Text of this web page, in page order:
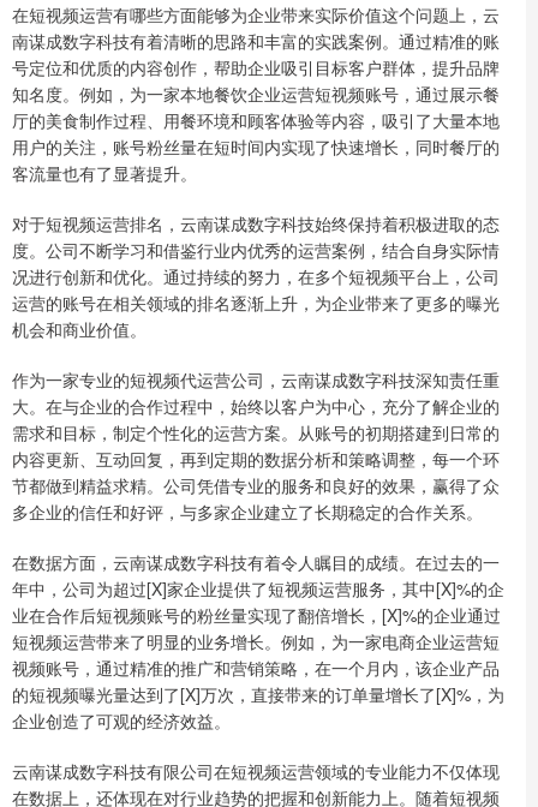
在短视频运营有哪些方面能够为企业带来实际价值这个问题上，云
南谋成数字科技有着清晰的思路和丰富的实践案例。通过精准的账
号定位和优质的内容创作，帮助企业吸引目标客户群体，提升品牌
知名度。例如，为一家本地餐饮企业运营短视频账号，通过展示餐
厅的美食制作过程、用餐环境和顾客体验等内容，吸引了大量本地
用户的关注，账号粉丝量在短时间内实现了快速增长，同时餐厅的
客流量也有了显著提升。
对于短视频运营排名，云南谋成数字科技始终保持着积极进取的态
度。公司不断学习和借鉴行业内优秀的运营案例，结合自身实际情
况进行创新和优化。通过持续的努力，在多个短视频平台上，公司
运营的账号在相关领域的排名逐渐上升，为企业带来了更多的曝光
机会和商业价值。
作为一家专业的短视频代运营公司，云南谋成数字科技深知责任重
大。在与企业的合作过程中，始终以客户为中心，充分了解企业的
需求和目标，制定个性化的运营方案。从账号的初期搭建到日常的
内容更新、互动回复，再到定期的数据分析和策略调整，每一个环
节都做到精益求精。公司凭借专业的服务和良好的效果，赢得了众
多企业的信任和好评，与多家企业建立了长期稳定的合作关系。
在数据方面，云南谋成数字科技有着令人瞩目的成绩。在过去的一
年中，公司为超过[X]家企业提供了短视频运营服务，其中[X]%的企
业在合作后短视频账号的粉丝量实现了翻倍增长，[X]%的企业通过
短视频运营带来了明显的业务增长。例如，为一家电商企业运营短
视频账号，通过精准的推广和营销策略，在一个月内，该企业产品
的短视频曝光量达到了[X]万次，直接带来的订单量增长了[X]%，为
企业创造了可观的经济效益。
云南谋成数字科技有限公司在短视频运营领域的专业能力不仅体现
在数据上，还体现在对行业趋势的把握和创新能力上。随着短视频